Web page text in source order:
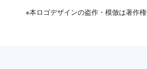
※本ロゴデザインの盗作・模倣は著作